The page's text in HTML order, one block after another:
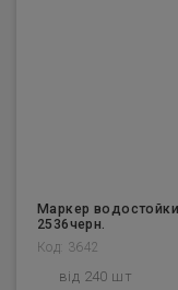
Маркер
2536черн.
Код: 3642
від 240 шт